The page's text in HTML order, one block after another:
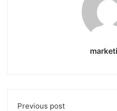
Previous post